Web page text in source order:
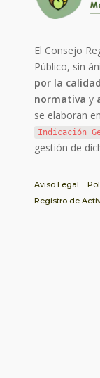
El Consejo
Público, sin
por la calidad
normativa y
se elaboran
Indicación
gestión de
Aviso Legal
Registro de